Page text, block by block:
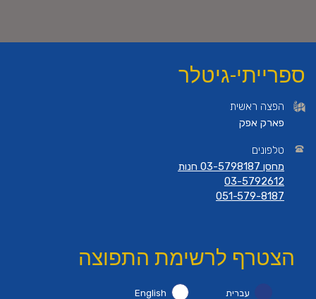
ספרייתי-גיטלר
הפצה ראשית
פארק אפק
טלפונים
מחסן 03-5798187 חנות
03-5792612
051-579-8187
הצטרף לרשימת התפוצה
עברית English